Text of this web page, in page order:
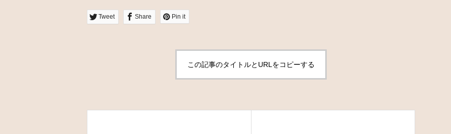
Tweet Share Pin it
この記事のタイトルとURLをコピーする